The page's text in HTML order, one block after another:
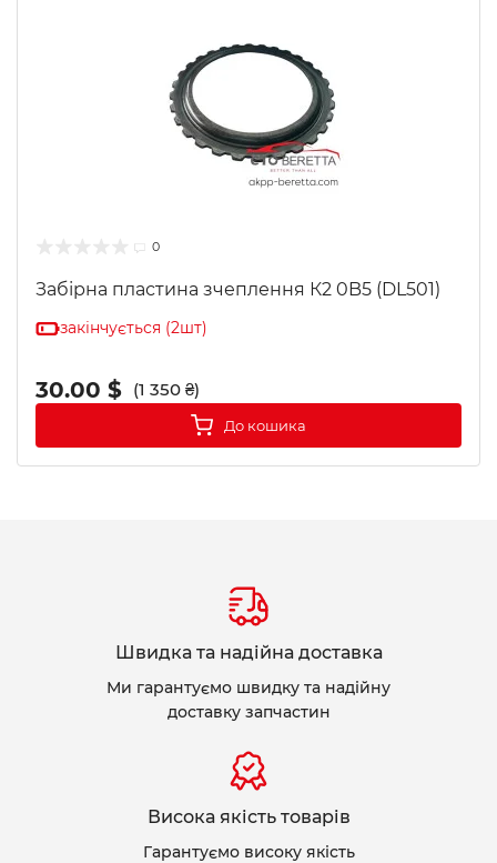
0
Забірна пластина зчеплення К2 0B5 (DL501)
закінчується (2шт)
30.00 $ (1 350 ₴)
До кошика
Швидка та надійна доставка
Ми гарантуємо швидку та надійну
доставку запчастин
Висока якість товарів
Гарантуємо високу якість